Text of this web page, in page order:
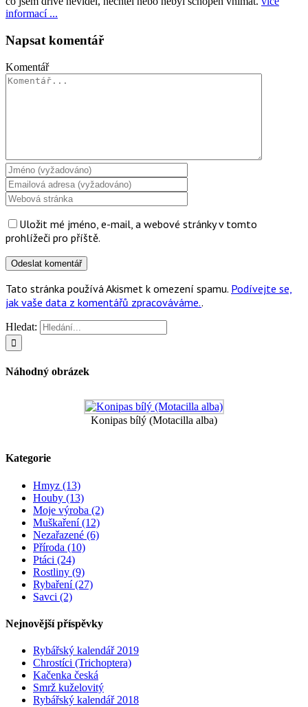
informací ...
Napsat komentář
Komentář
Uložit mé jméno, e-mail, a webové stránky v tomto
prohlížeči pro příště.
Tato stránka používá Akismet k omezení spamu. Podívejte se,
jak vaše data z komentářů zpracováváme..
Hledat:
Náhodný obrázek
Konipas bílý (Motacilla alba)
Kategorie
Hmyz (13)
Houby (13)
Moje výroba (2)
Muškaření (12)
Nezařazené (6)
Příroda (10)
Ptáci (24)
Rostliny (9)
Rybaření (27)
Savci (2)
Nejnovější příspěvky
Rybářský kalendář 2019
Chrostíci (Trichoptera)
Kačenka česká
Smrž kuželovitý
Rybářský kalendář 2018